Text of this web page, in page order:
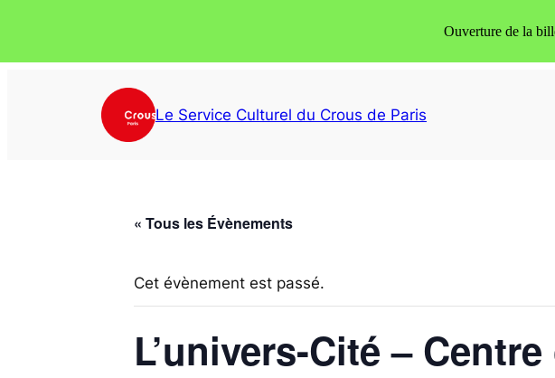
Le Service Culturel du Crous de Paris
« Tous les Évènements
Cet évènement est passé.
L’univers-Cité –
Ouverture de la